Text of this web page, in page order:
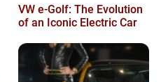
VW e-Golf: The Evolution
of an Iconic Electric Car